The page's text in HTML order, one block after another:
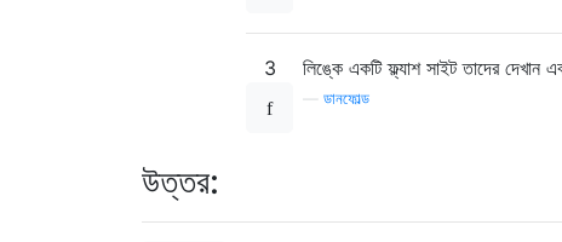
3 লিঙ্কে একটি ফ্ল্যাশ সাইট তাদের দেখান
ডানফোল্ড
উত্তর: